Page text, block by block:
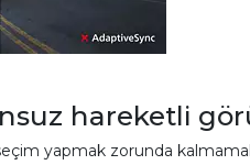
hareketli
yapmak zorunda